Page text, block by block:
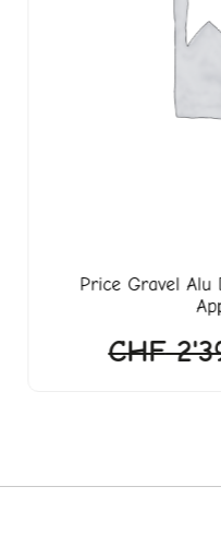
Price Gravel Alu
CHF